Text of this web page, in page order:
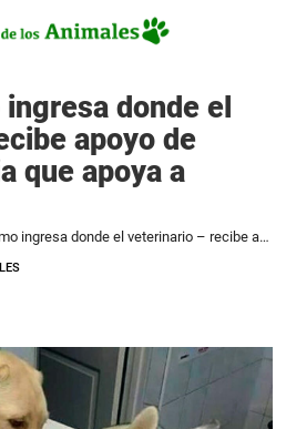
donde el
apoyo de
que apoya a
Perro enfermo ingresa donde el veterinario – recibe apoyo de perro de terapia que apoya a pacientes